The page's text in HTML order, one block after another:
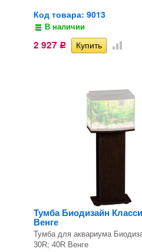
Код товара: 9013
В наличии
2 927 Р
Тумба Биодизайн
Венге
Тумба для аквариума
30R; 40R Венге